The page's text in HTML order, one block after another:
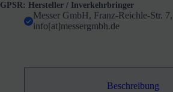
GPSR: Hersteller / Inverkehrbringer
Messer GmbH, Franz-Reichle-Str.
info[at]messergmbh.de
Beschreibung